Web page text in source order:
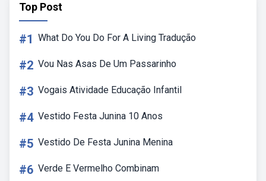
Top Post
#1 What Do You Do For A Living Tradução
#2 Vou Nas Asas De Um Passarinho
#3 Vogais Atividade Educação Infantil
#4 Vestido Festa Junina 10 Anos
#5 Vestido De Festa Junina Menina
#6 Verde E Vermelho Combinam